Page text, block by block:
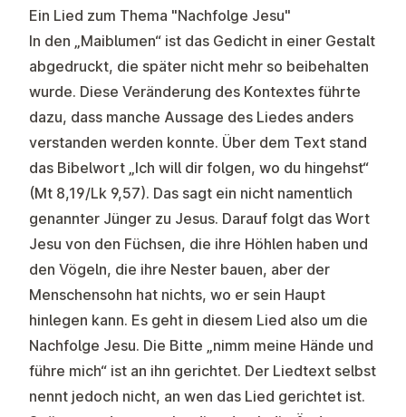
Ein Lied zum Thema "Nachfolge Jesu"
In den „Maiblumen“ ist das Gedicht in einer Gestalt
abgedruckt, die später nicht mehr so beibehalten
wurde. Diese Veränderung des Kontextes führte
dazu, dass manche Aussage des Liedes anders
verstanden werden konnte. Über dem Text stand
das Bibelwort „Ich will dir folgen, wo du hingehst“
(Mt 8,19/Lk 9,57). Das sagt ein nicht namentlich
genannter Jünger zu Jesus. Darauf folgt das Wort
Jesu von den Füchsen, die ihre Höhlen haben und
den Vögeln, die ihre Nester bauen, aber der
Menschensohn hat nichts, wo er sein Haupt
hinlegen kann. Es geht in diesem Lied also um die
Nachfolge Jesu. Die Bitte „nimm meine Hände und
führe mich“ ist an ihn gerichtet. Der Liedtext selbst
nennt jedoch nicht, an wen das Lied gerichtet ist.